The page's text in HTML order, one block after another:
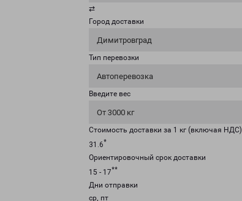
⇄
Город доставки
Димитровград
Тип перевозки
Автоперевозка
Введите вес
От 3000 кг
Стоимость доставки за 1 кг (включая НДС)
31.6*
Ориентировочный срок доставки
15 - 17**
Дни отправки
ср, пт